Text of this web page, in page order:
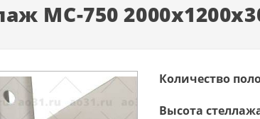
МС-750
Количество
Высота